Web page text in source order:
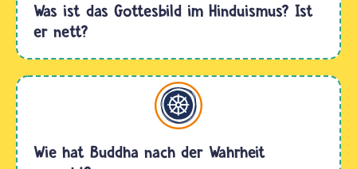
Was ist das Gottesbild im Hinduismus? Ist
er nett?
Wie hat Buddha nach der Wahrheit